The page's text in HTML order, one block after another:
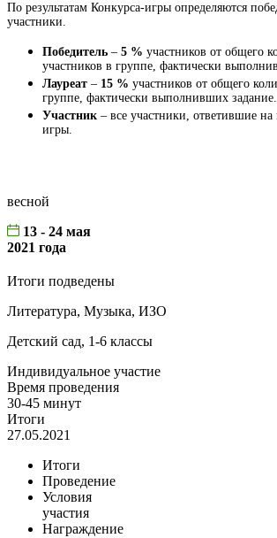
По результатам Конкурса-игры определяются
участники.
Победитель – 5 % участников от общего
участников в группе, фактически
Лауреат – 15 % участников от общего
группе, фактически выполнивших задание.
Участник – все участники, ответившие
игры.
весной
13 - 24 мая
2021 года
Итоги подведены
Литература, Музыка, ИЗО
Детский сад, 1-6 классы
Индивидуальное участие
Время проведения
30-45 минут
Итоги
27.05.2021
Итоги
Проведение
Условия
участия
Награждение